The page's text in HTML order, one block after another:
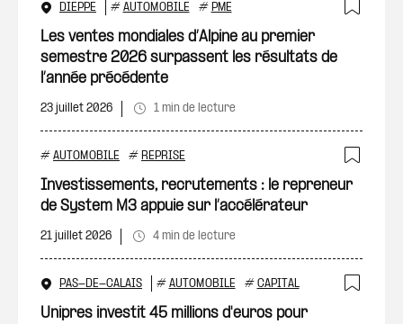
DIEPPE # AUTOMOBILE # PME
Les ventes mondiales d’Alpine au premier
semestre 2026 surpassent les résultats de
l’année précédente
23 juillet 2026 1 min de lecture
# AUTOMOBILE # REPRISE
Investissements, recrutements : le repreneur
de System M3 appuie sur l’accélérateur
21 juillet 2026 4 min de lecture
PAS-DE-CALAIS # AUTOMOBILE # CAPITAL
Unipres investit 45 millions d'euros pour